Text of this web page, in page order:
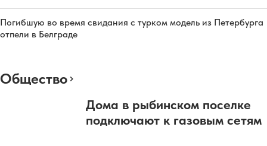
Погибшую во время свидания с турком модель из Петербурга
отпели в Белграде
Общество
Дома в рыбинском поселке
подключают к газовым сетям